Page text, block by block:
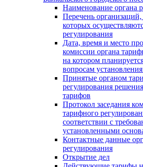
Наименование органа
Перечень
которых
регулирования
Дата, время и место
комиссии органа
на котором
вопросам
Принятые органом
регулирования
тарифов
Протокол заседания
тарифного
соответствии с
установленными
Контактные данные
регулирования
Открытие дел